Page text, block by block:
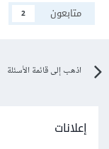
متابعون
2
اذهب إلى قائمة الأسئلة
إعلانات